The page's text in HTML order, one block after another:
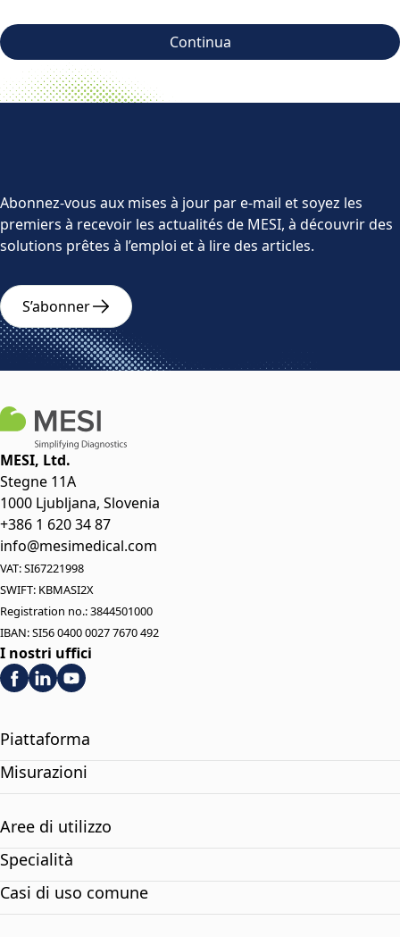
Continua
Abonnez-vous aux mises à jour par e-mail et soyez les
premiers à recevoir les actualités de MESI, à découvrir des
solutions prêtes à l’emploi et à lire des articles.
S’abonner
MESI, Ltd.
Stegne 11A
1000 Ljubljana, Slovenia
+386 1 620 34 87
info@mesimedical.com
VAT: SI67221998
SWIFT: KBMASI2X
Registration no.: 3844501000
IBAN: SI56 0400 0027 7670 492
I nostri uffici
Piattaforma
Misurazioni
Aree di utilizzo
Specialità
Casi di uso comune